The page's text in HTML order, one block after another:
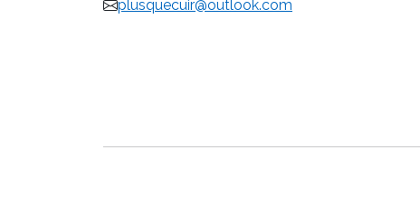
plusquecuir@outlook.com